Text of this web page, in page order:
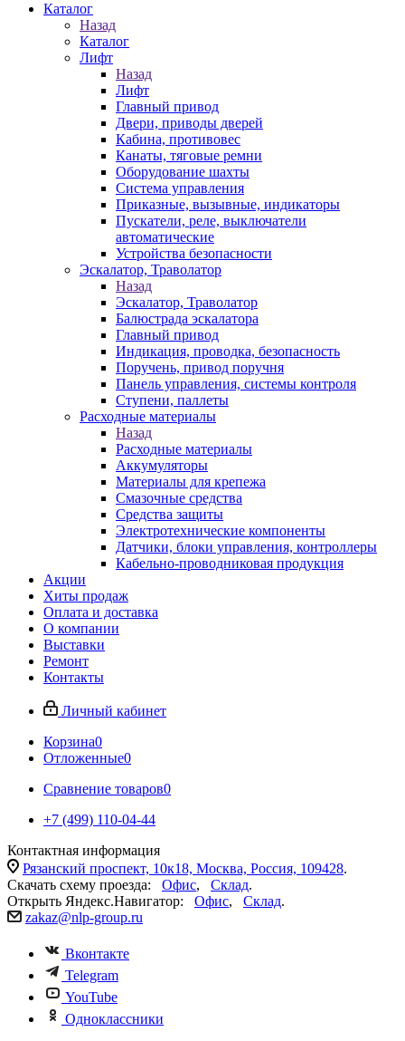
Каталог
Назад
Каталог
Лифт
Назад
Лифт
Главный привод
Двери, приводы дверей
Кабина, противовес
Канаты, тяговые ремни
Оборудование шахты
Система управления
Приказные, вызывные, индикаторы
Пускатели, реле, выключатели
автоматические
Устройства безопасности
Эскалатор, Траволатор
Назад
Эскалатор, Траволатор
Балюстрада эскалатора
Главный привод
Индикация, проводка, безопасность
Поручень, привод поручня
Панель управления, системы контроля
Ступени, паллеты
Расходные материалы
Назад
Расходные материалы
Аккумуляторы
Материалы для крепежа
Смазочные средства
Средства защиты
Электротехнические компоненты
Датчики, блоки управления, контроллеры
Кабельно-проводниковая продукция
Акции
Хиты продаж
Оплата и доставка
О компании
Выставки
Ремонт
Контакты
Личный кабинет
Корзина0
Отложенные0
Сравнение товаров0
+7 (499) 110-04-44
Контактная информация
Рязанский проспект, 10к18, Москва, Россия, 109428.
Скачать схему проезда: Офис, Склад.
Открыть Яндекс.Навигатор: Офис, Склад.
zakaz@nlp-group.ru
Вконтакте
Telegram
YouTube
Одноклассники